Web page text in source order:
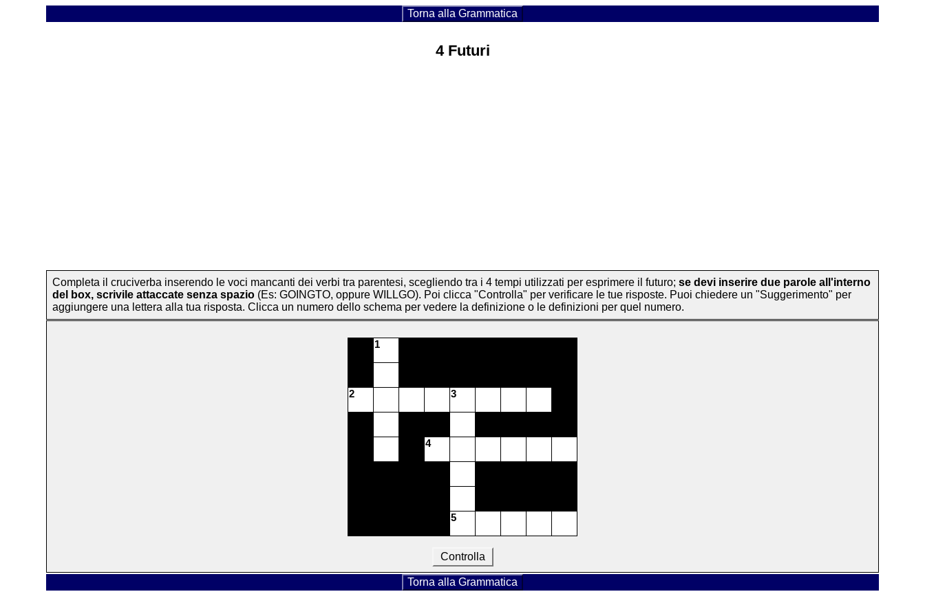
Torna alla Grammatica
4 Futuri
Completa il cruciverba inserendo le voci mancanti dei verbi tra parentesi, scegliendo tra i 4 tempi utilizzati per esprimere il futuro;se devi inserire due parole all'interno
del box, scrivile attaccate senza spazio (Es: GOINGTO, oppure WILLGO). Poi clicca "Controlla" per verificare le tue risposte. Puoi chiedere un "Suggerimento" per
aggiungere una lettera alla tua risposta. Clicca un numero dello schema per vedere la definizione o le definizioni per quel numero.
1
2 3
4
5
Controlla
Torna alla Grammatica